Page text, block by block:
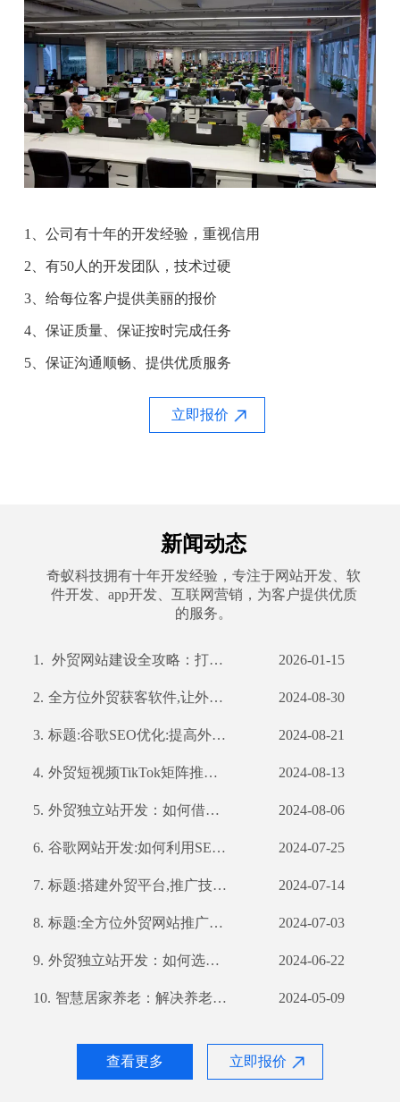
1、公司有十年的开发经验，重视信用
2、有50人的开发团队，技术过硬
3、给每位客户提供美丽的报价
4、保证质量、保证按时完成任务
5、保证沟通顺畅、提供优质服务
立即报价
新闻动态
奇蚁科技拥有十年开发经验，专注于网站开发、软
件开发、app开发、互联网营销，为客户提供优质
的服务。
查看更多 立即报价
1. 外贸网站建设全攻略：打造国际化平台，赢在起点 2026-01-15
2. 全方位外贸获客软件,让外贸业务更轻松 2024-08-30
3. 标题:谷歌SEO优化:提高外贸企业全球曝光率 2024-08-21
4. 外贸短视频TikTok矩阵推广：如何利用TikTok扩大国际市场 2024-08-13
5. 外贸独立站开发：如何借助公司优势打造高效营销渠道 2024-08-06
6. 谷歌网站开发:如何利用SEO优化提高网站流量和转化率 2024-07-25
7. 标题:搭建外贸平台,推广技巧不容错过 2024-07-14
8. 标题:全方位外贸网站推广策略,提高你的网站曝光率 2024-07-03
9. 外贸独立站开发：如何选择合适的开发公司？ 2024-06-22
10. 智慧居家养老：解决养老难题的新思路 2024-05-09